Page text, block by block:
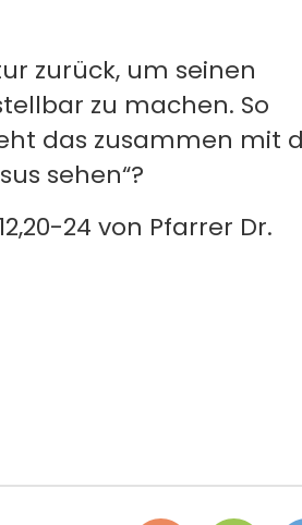
zurück, um seinen
zu machen. So
das zusammen mit
sehen“?
24 von Pfarrer Dr.